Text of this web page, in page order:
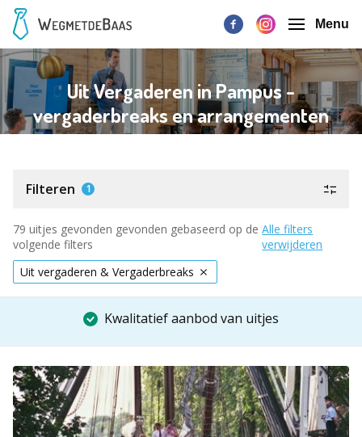
Menu
Uit Vergaderen in Pampus -
vergaderbreaks en arrangementen
Filteren 1
79 uitjes gevonden gevonden gebaseerd op de
volgende filters
Alle filters
verwijderen
Uit vergaderen & Vergaderbreaks
Kwalitatief aanbod van uitjes